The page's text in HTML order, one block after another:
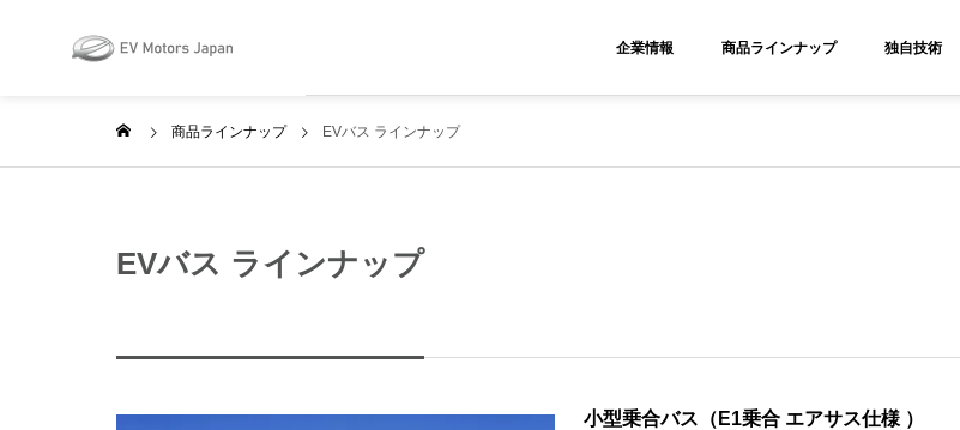
企業情報 商品ラインナップ 独自技術
商品ラインナップ EVバス ラインナップ
EVバス ラインナップ
小型乗合バス（E1乗合 エアサス仕様 ）